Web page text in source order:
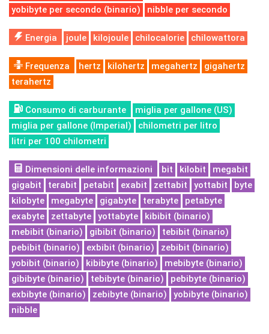
yobibyte per secondo (binario)
nibble per secondo
Energia joule kilojoule chilocalorie chilowattora
Frequenza hertz kilohertz megahertz
gigahertz
terahertz
Consumo di carburante
miglia per gallone (US)
miglia per gallone (Imperial)
chilometri per litro
litri per 100 chilometri
Dimensioni delle informazioni bit kilobit
megabit
gigabit
terabit petabit exabit zettabit yottabit
byte
kilobyte
megabyte gigabyte terabyte
petabyte
exabyte
zettabyte yottabyte
kibibit (binario)
mebibit (binario)
gibibit (binario)
tebibit (binario)
pebibit (binario)
exbibit (binario)
zebibit (binario)
yobibit (binario)
kibibyte (binario)
mebibyte (binario)
gibibyte (binario)
tebibyte (binario)
pebibyte (binario)
exbibyte (binario)
zebibyte (binario)
yobibyte (binario)
nibble